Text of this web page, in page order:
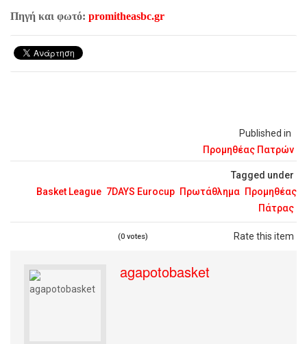
Published in
Προμηθέας Πατρών
Tagged under
Basket League 7DAYS Eurocup Πρωτάθλημα Προμηθέας
Πάτρας
Rate this item
(0 votes)
Πηγή και φωτό: promitheasbc.gr
agapotobasket